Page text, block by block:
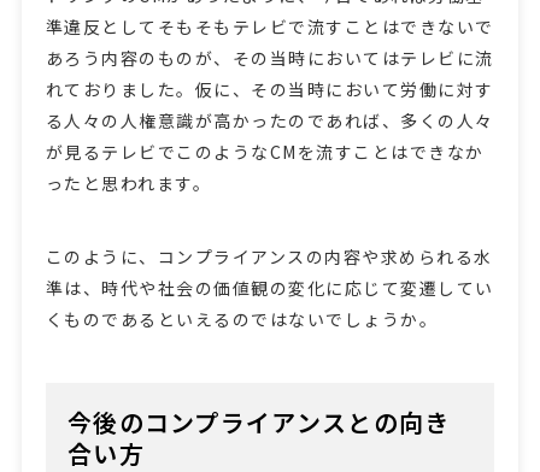
準違反としてそもそもテレビで流すことはできないで
あろう内容のものが、その当時においてはテレビに流
れておりました。仮に、その当時において労働に対す
る人々の人権意識が高かったのであれば、多くの人々
が見るテレビでこのようなCMを流すことはできなか
ったと思われます。
このように、コンプライアンスの内容や求められる水
準は、時代や社会の価値観の変化に応じて変遷してい
くものであるといえるのではないでしょうか。
今後のコンプライアンスとの向き
合い方